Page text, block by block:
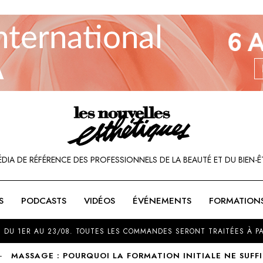
DE RÉFÉRENCE DES PROFESSIONNELS DE LA BEAUTÉ ET DU BIEN-
PODCASTS VIDÉOS ÉVÉNEMENTS
DU 1ER AU 23/08. TOUTES LES COMMANDES SERONT TRAITÉES À
MASSAGE : POURQUOI LA FORMATION INITIALE NE